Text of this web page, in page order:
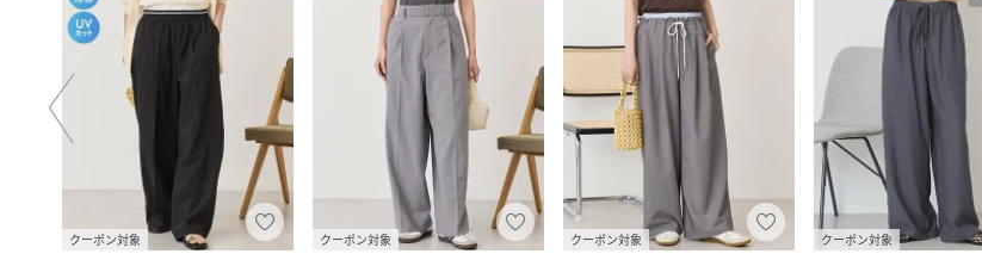
クーポン対象 クーポン対象 クーポン対象 クーポン対象